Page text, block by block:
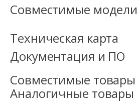
Совместимые модели
Техническая карта
Документация и ПО
Совместимые товары
Аналогичные товары